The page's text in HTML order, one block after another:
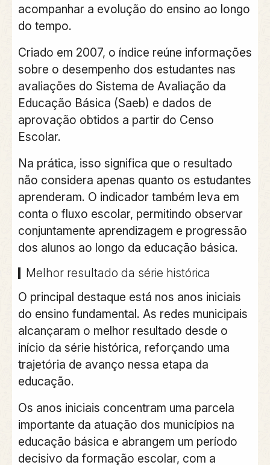
acompanhar a evolução do ensino ao longo
do tempo.
Criado em 2007, o índice reúne informações
sobre o desempenho dos estudantes nas
avaliações do Sistema de Avaliação da
Educação Básica (Saeb) e dados de
aprovação obtidos a partir do Censo
Escolar.
Na prática, isso significa que o resultado
não considera apenas quanto os estudantes
aprenderam. O indicador também leva em
conta o fluxo escolar, permitindo observar
conjuntamente aprendizagem e progressão
dos alunos ao longo da educação básica.
Melhor resultado da série histórica
O principal destaque está nos anos iniciais
do ensino fundamental. As redes municipais
alcançaram o melhor resultado desde o
início da série histórica, reforçando uma
trajetória de avanço nessa etapa da
educação.
Os anos iniciais concentram uma parcela
importante da atuação dos municípios na
educação básica e abrangem um período
decisivo da formação escolar, com a